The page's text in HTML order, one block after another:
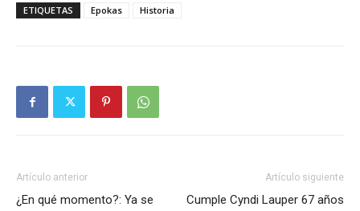
ETIQUETAS Epokas Historia
Artículo anterior
¿En qué momento?: Ya se
Artículo siguiente
Cumple Cyndi Lauper 67 años